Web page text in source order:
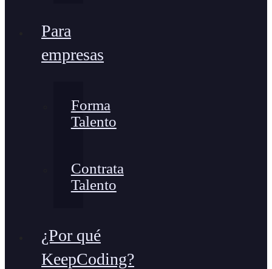
Para
empresas
Forma
Talento
Contrata
Talento
¿Por qué
KeepCoding?